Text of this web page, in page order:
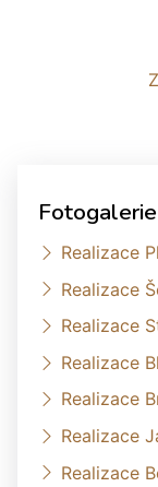
Fotogalerie
Realizace
Realizace
Realizace
Realizace
Realizace
Realizace
Realizace